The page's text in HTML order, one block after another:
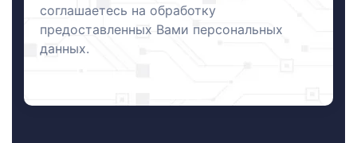
соглашаетесь на обработку
предоставленных Вами персональных
данных.